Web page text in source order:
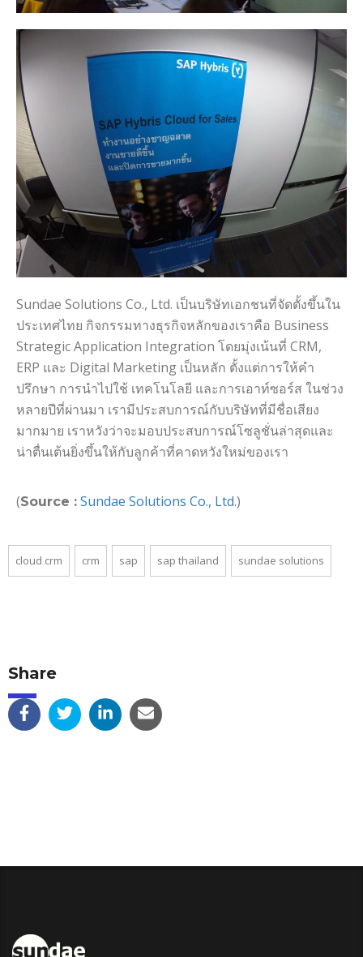
Sundae Solutions Co., Ltd. เป็นบริษัทเอกชนที่จัดตั้งขึ้นใน
ประเทศไทย กิจกรรมทางธุรกิจหลักของเราคือ Business
Strategic Application Integration โดยมุ่งเน้นที่ CRM,
ERP และ Digital Marketing เป็นหลัก ตั้งแต่การให้คำ
ปรึกษา การนำไปใช้ เทคโนโลยี และการเอาท์ซอร์ส ในช่วง
หลายปีที่ผ่านมา เรามีประสบการณ์กับบริษัทที่มีชื่อเสียง
มากมาย เราหวังว่าจะมอบประสบการณ์โซลูชั่นล่าสุดและ
น่าตื่นเต้นยิ่งขึ้นให้กับลูกค้าที่คาดหวังใหม่ของเรา
(Source : Sundae Solutions Co., Ltd.)
cloud crm crm sap sap thailand sundae solutions
Share